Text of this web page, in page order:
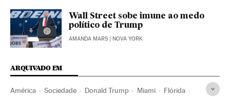
Wall Street sobe imune ao medo
político de Trump
AMANDA MARS | NOVA YORK
ARQUIVADO EM
América Sociedade Donald Trump Miami Flórida